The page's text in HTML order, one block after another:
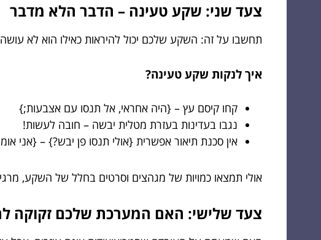
צעד שני: שקע טעינה – הדבר הלא מדבר
תחשבו על זה: השקע שלכם יכול להיראות כאילו הוא לא
איך לנקות שקע טעינה?
קחו קיסם עץ – {היה אחראי, אל תנסו עם אצבעות;}
נגבו בעדינות בעזרת מטלית יבשה – חובה לעשות!
אין סכנת תיאור אפשרית {אולי תנסו פן יבש?} – {אני
אולי תמצאו כמויות של מגהצים וסרטים בחלל של השקע,
צעד שלישי: האם המערכת שלכם זקוקה